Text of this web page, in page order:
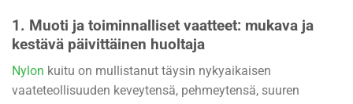
1. Muoti ja toiminnalliset vaatteet: mukava ja
kestävä päivittäinen huoltaja
Nylon kuitu on mullistanut täysin nykyaikaisen
vaateteollisuuden keveytensä, pehmeytensä, suuren